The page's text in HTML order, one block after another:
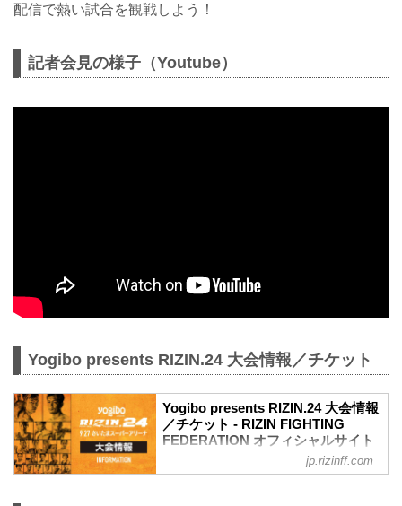
配信で熱い試合を観戦しよう！
記者会見の様子（Youtube）
Yogibo presents RIZIN.24 大会情報／チケット
Yogibo presents RIZIN.24 大会情報
／チケット - RIZIN FIGHTING
FEDERATION オフィシャルサイト
jp.rizinff.com